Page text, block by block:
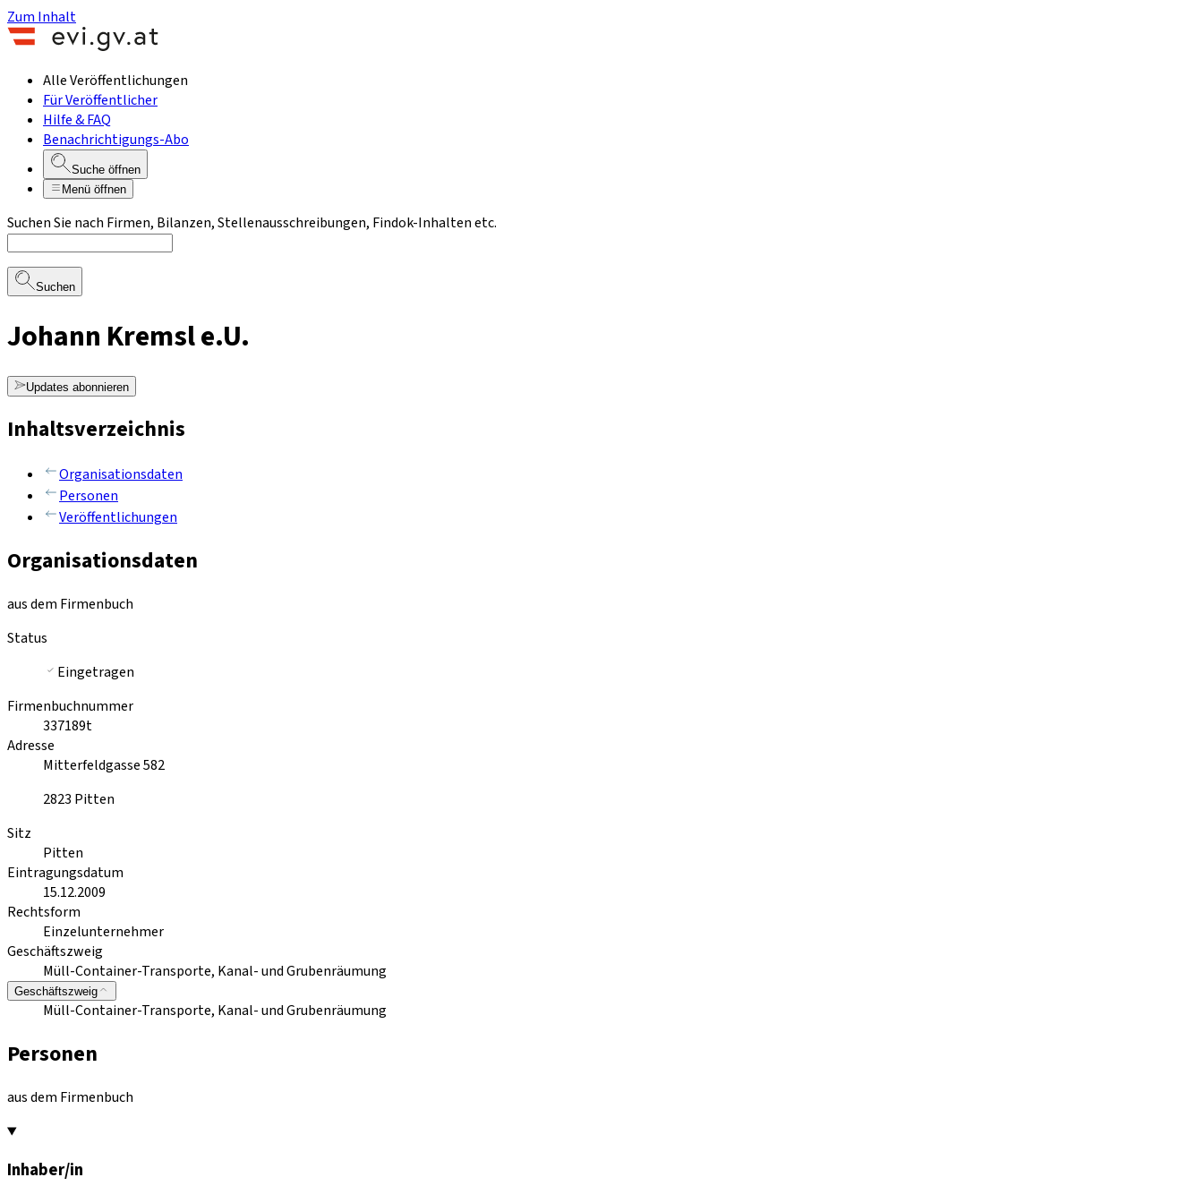
Zum Inhalt
Alle Veröffentlichungen
Für Veröffentlicher
Hilfe & FAQ
Benachrichtigungs-Abo
Suche öffnen
Menü öffnen
Suchen Sie nach Firmen, Bilanzen, Stellenausschreibungen, Findok-Inhalten etc.
Suchen
Johann Kremsl e.U.
Updates abonnieren
Inhaltsverzeichnis
Organisationsdaten
Personen
Veröffentlichungen
Organisationsdaten
aus dem Firmenbuch
Status
Eingetragen
Firmenbuchnummer
337189t
Adresse
Mitterfeldgasse 582
2823 Pitten
Sitz
Pitten
Eintragungsdatum
15.12.2009
Rechtsform
Einzelunternehmer
Geschäftszweig
Müll-Container-Transporte, Kanal- und Grubenräumung
Geschäftszweig
Müll-Container-Transporte, Kanal- und Grubenräumung
Personen
aus dem Firmenbuch
Inhaber/in